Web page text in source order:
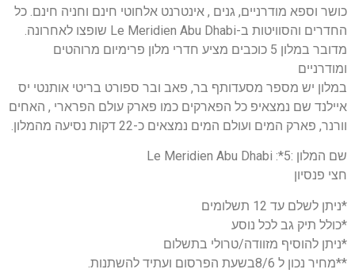
כושר וספא מודרניים, גנים , אינטרנט אלחוטי חינם וחניה חינם. כל
החדרים והסוויטות ב-Le Meridien Abu Dhabi שופצו לאחרונה.
מדובר במלון 5 כוכבים מציע חדרי מלון פרימיום מרוהטים
ומודרניים
במלון יש מספר מסעדותף בר, פאב ובר ספורט בריטי אותנטי יס
איילנד שם נמצאיפ כל הפארקים כמו פארק עולם הפרארי , האחים
וורנר, פארק המים ועולם המים נמצאים כ-22 דקות נסיעה מהמלון.
שם המלון :5*: Le Meridien Abu Dhabi
חצי פנסיון
*ניתן לשלם עד 12 תשלומים
*כולל תיק גב לכל נוסע
*ניתן להוסיף מזוודה/טרולי בתשלום
**מחיר נכון ל 8/6בשעת הפרסום ועתיד להשתנות.